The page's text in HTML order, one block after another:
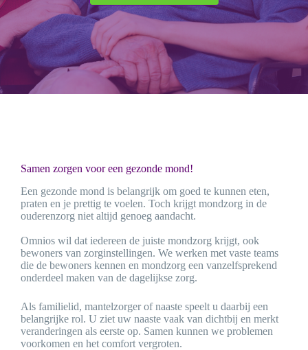
Samen zorgen voor een gezonde mond!
Een gezonde mond is belangrijk om goed te kunnen eten,
praten en je prettig te voelen. Toch krijgt mondzorg in de
ouderenzorg niet altijd genoeg aandacht.
Omnios wil dat iedereen de juiste mondzorg krijgt, ook
bewoners van zorginstellingen. We werken met vaste teams
die de bewoners kennen en mondzorg een vanzelfsprekend
onderdeel maken van de dagelijkse zorg.
Als familielid, mantelzorger of naaste speelt u daarbij een
belangrijke rol. U ziet uw naaste vaak van dichtbij en merkt
veranderingen als eerste op. Samen kunnen we problemen
voorkomen en het comfort vergroten.